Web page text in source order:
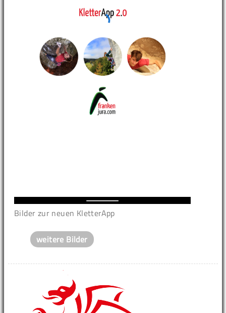
Bilder zur neuen KletterApp
weitere Bilder